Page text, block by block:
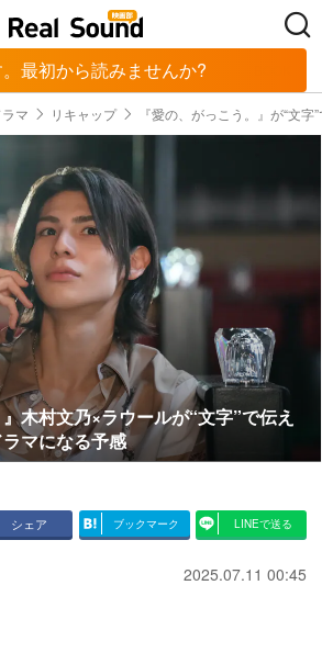
MOVIE TECH
マ リキャップ 『愛の、がっこう。』が“文字
木村文乃×ラウールが“文字”で伝え
マになる予感
シェア ブックマーク LINEで送る
2025.07.11 00:45
最初から読みませんか?